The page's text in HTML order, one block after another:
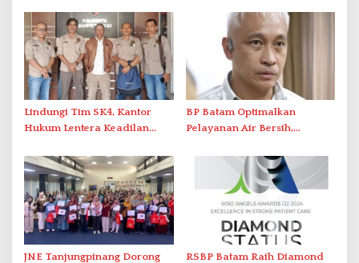
Pawai Pembangunan
Lindungi Tim SK4, Kantor
Hukum Lentera Keadilan
Perlawanan ke Petugas di
Bukik Batarah
BP Batam Optimalkan
Pelayanan Air Bersih,
Gunakan Air Secara Bijak
JNE Tanjungpinang Dorong
RSBP Batam Raih Diamond